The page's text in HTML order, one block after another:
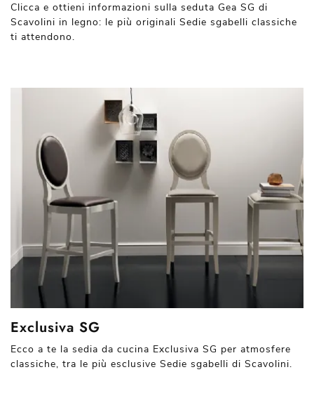
Clicca e ottieni informazioni sulla seduta Gea SG di
Scavolini in legno: le più originali Sedie sgabelli classiche
ti attendono.
Exclusiva SG
Ecco a te la sedia da cucina Exclusiva SG per atmosfere
classiche, tra le più esclusive Sedie sgabelli di Scavolini.